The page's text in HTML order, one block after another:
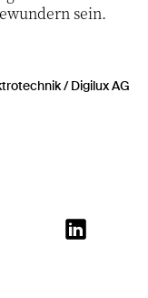
sein.
/ Digilux AG